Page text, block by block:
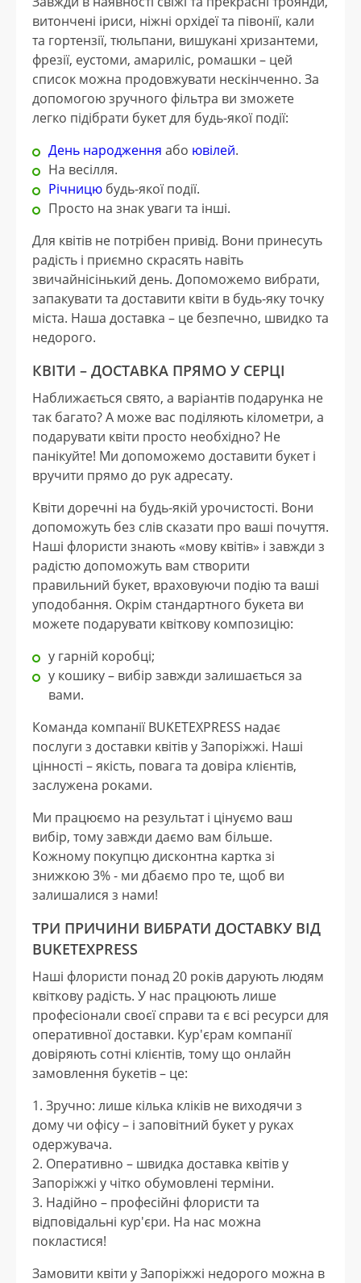
витончені іриси, ніжні орхідеї та півонії, кали
та гортензії, тюльпани, вишукані хризантеми,
фрезії, еустоми, амариліс, ромашки – цей
список можна продовжувати нескінченно. За
допомогою зручного фільтра ви зможете
легко підібрати букет для будь-якої події:
День народження або ювілей.
На весілля.
Річницю будь-якої події.
Просто на знак уваги та інші.
Для квітів не потрібен привід. Вони принесуть
радість і приємно скрасять навіть
звичайнісінький день. Допоможемо вибрати,
запакувати та доставити квіти в будь-яку точку
міста. Наша доставка – це безпечно, швидко та
недорого.
КВІТИ – ДОСТАВКА ПРЯМО У СЕРЦІ
Наближається свято, а варіантів подарунка не
так багато? А може вас поділяють кілометри, а
подарувати квіти просто необхідно? Не
панікуйте! Ми допоможемо доставити букет і
вручити прямо до рук адресату.
Квіти доречні на будь-якій урочистості. Вони
допоможуть без слів сказати про ваші почуття.
Наші флористи знають «мову квітів» і завжди з
радістю допоможуть вам створити
правильний букет, враховуючи подію та ваші
уподобання. Окрім стандартного букета ви
можете подарувати квіткову композицію:
у гарній коробці;
у кошику – вибір завжди залишається за
вами.
Команда компанії BUKETEXPRESS надає
послуги з доставки квітів у Запоріжжі. Наші
цінності – якість, повага та довіра клієнтів,
заслужена роками.
Ми працюємо на результат і цінуємо ваш
вибір, тому завжди даємо вам більше.
Кожному покупцю дисконтна картка зі
знижкою 3% - ми дбаємо про те, щоб ви
залишалися з нами!
ТРИ ПРИЧИНИ ВИБРАТИ ДОСТАВКУ ВІД
BUKETEXPRESS
Наші флористи понад 20 років дарують людям
квіткову радість. У нас працюють лише
професіонали своєї справи та є всі ресурси для
оперативної доставки. Кур'єрам компанії
довіряють сотні клієнтів, тому що онлайн
замовлення букетів – це:
Зручно: лише кілька кліків не виходячи з
дому чи офісу – і заповітний букет у руках
одержувача.
Оперативно – швидка доставка квітів у
Запоріжжі у чітко обумовлені терміни.
Надійно – професійні флористи та
відповідальні кур'єри. На нас можна
покластися!
Замовити квіти у Запоріжжі недорого можна в